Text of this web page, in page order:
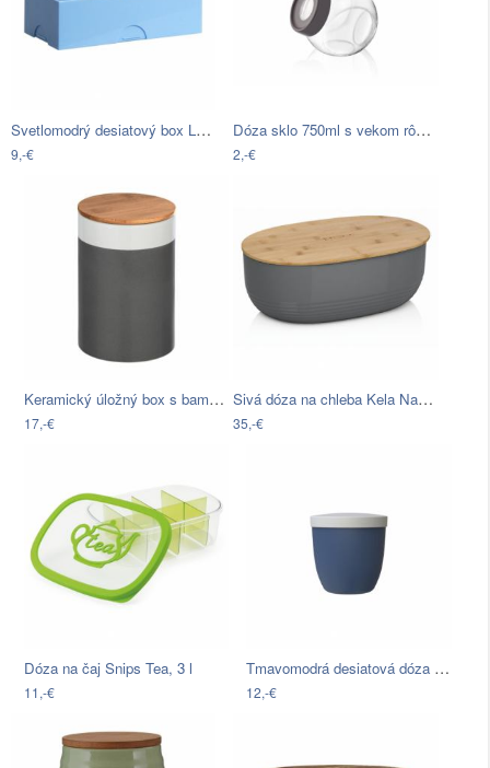
Svetlomodrý desiatový box LEGO®
9,-€
Dóza sklo 750ml s vekom rôzne farby
2,-€
Keramický úložný box s bambusovým vekom…
17,-€
Sivá dóza na chleba Kela Namur, 37,5 x…
35,-€
Dóza na čaj Snips Tea, 3 l
11,-€
Tmavomodrá desiatová dóza Rosti Mepal…
12,-€